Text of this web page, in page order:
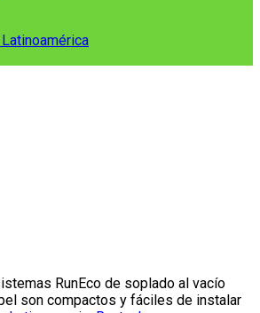
RunEco de soplado al vacío
son compactos y fáciles de instalar